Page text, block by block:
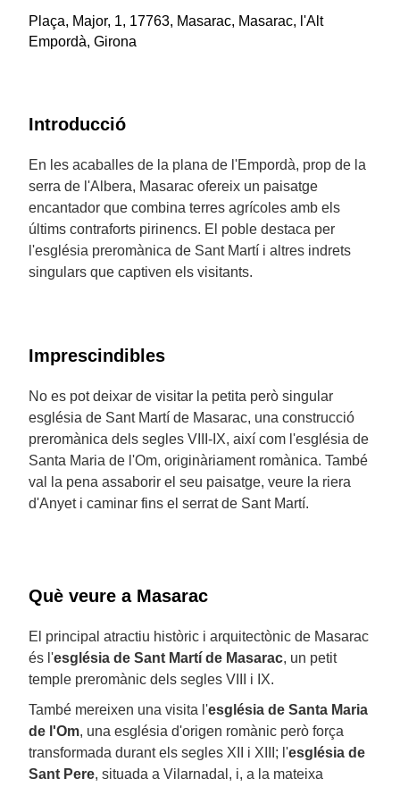
Plaça, Major, 1, 17763, Masarac, Masarac, l'Alt
Empordà, Girona
Introducció
En les acaballes de la plana de l'Empordà, prop de la
serra de l'Albera, Masarac ofereix un paisatge
encantador que combina terres agrícoles amb els
últims contraforts pirinencs. El poble destaca per
l'església preromànica de Sant Martí i altres indrets
singulars que captiven els visitants.
Imprescindibles
No es pot deixar de visitar la petita però singular
església de Sant Martí de Masarac, una construcció
preromànica dels segles VIII-IX, així com l'església de
Santa Maria de l'Om, originàriament romànica. També
val la pena assaborir el seu paisatge, veure la riera
d'Anyet i caminar fins el serrat de Sant Martí.
Què veure a Masarac
El principal atractiu històric i arquitectònic de Masarac
és l'església de Sant Martí de Masarac, un petit
temple preromànic dels segles VIII i IX.
També mereixen una visita l'església de Santa Maria
de l'Om, una església d'origen romànic però força
transformada durant els segles XII i XIII; l'església de
Sant Pere, situada a Vilarnadal, i, a la mateixa